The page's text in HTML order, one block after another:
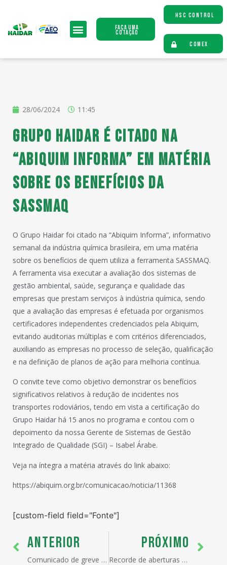
Faça uma
Cotação
HSC CONTROL
COMEX
28/06/2024 11:45
Grupo Haidar é citado na
“Abiquim Informa” em matéria
sobre os benefícios da
SASSMAQ
O Grupo Haidar foi citado na “Abiquim Informa”, informativo
semanal da indústria química brasileira, em uma matéria
sobre os benefícios de quem utiliza a ferramenta SASSMAQ.
A ferramenta visa executar a avaliação dos sistemas de
gestão ambiental, saúde, segurança e qualidade das
empresas que prestam serviços à indústria química, sendo
que a avaliação das empresas é efetuada por organismos
certificadores independentes credenciados pela Abiquim,
evitando auditorias múltiplas e com critérios diferenciados,
auxiliando as empresas no processo de seleção, qualificação
e na definição de planos de ação para melhoria contínua.
O convite teve como objetivo demonstrar os benefícios
significativos relativos à redução de incidentes nos
transportes rodoviários, tendo em vista a certificação do
Grupo Haidar há 15 anos no programa e contou com o
depoimento da nossa Gerente de Sistemas de Gestão
Integrado de Qualidade (SGI) – Isabel Árabe.
Veja na íntegra a matéria através do link abaixo:
https://abiquim.org.br/comunicacao/noticia/11368
[custom-field field="Fonte"]
ANTERIOR
Comunicado de greve à população (IBAMA)
PRÓXIMO
Recorde de aberturas de mercados marca o melhor semestre da história do comércio exterior para o agro